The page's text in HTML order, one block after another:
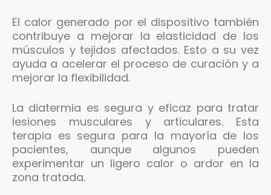
El calor generado por el dispositivo también
contribuye a mejorar la elasticidad de los
músculos y tejidos afectados. Esto a su vez
ayuda a acelerar el proceso de curación y a
mejorar la flexibilidad.
La diatermia es segura y eficaz para tratar
lesiones musculares y articulares. Esta
terapia es segura para la mayoría de los
pacientes, aunque algunos pueden
experimentar un ligero calor o ardor en la
zona tratada.